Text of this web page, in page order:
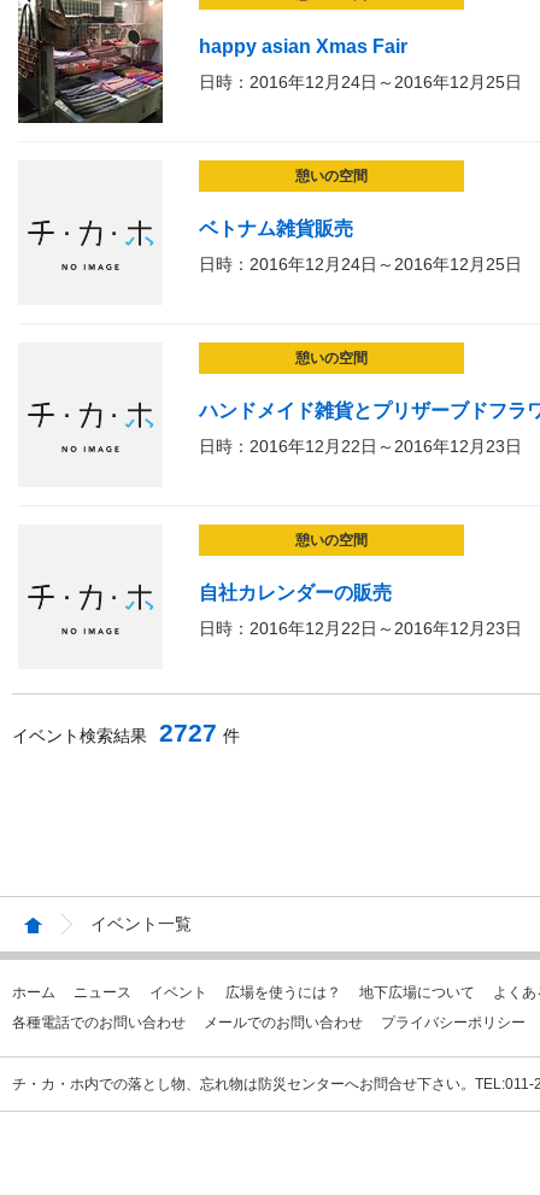
happy asian Xmas Fair
日時：2016年12月24日～2016年12月25日
憩いの空間
ベトナム雑貨販売
日時：2016年12月24日～2016年12月25日
憩いの空間
ハンドメイド雑貨とプリザーブドフラ
日時：2016年12月22日～2016年12月23日
憩いの空間
自社カレンダーの販売
日時：2016年12月22日～2016年12月23日
イベント検索結果 2727 件
イベント一覧
ホーム ニュース イベント 広場を使うには？ 地下広場について
よく
各種電話でのお問い合わせ
メールでのお問い合わせ プライバシーポリシー
チ・カ・ホ内での落とし物、忘れ物は防災センターへお問合せ下さい。